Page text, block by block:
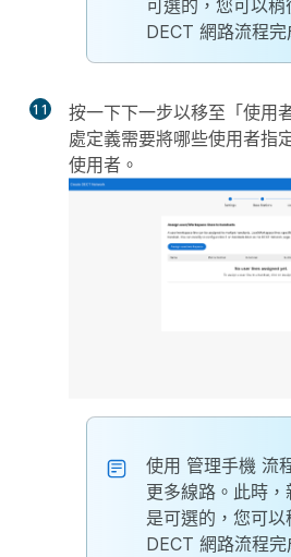
可選的，您可以稍
DECT 網路流程完
11 按一下下一步以移至「使用
處定義需要將哪些使用者指
使用者。
使用 管理手機 流
更多線路。此時
是可選的，您可
DECT 網路流程完